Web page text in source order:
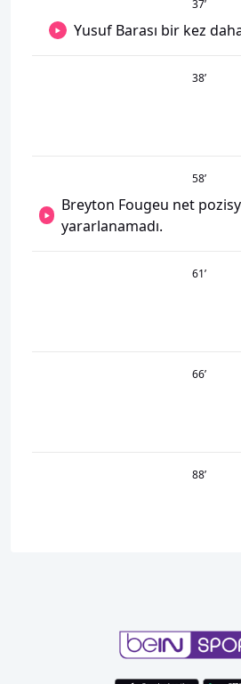
37’
Yusuf Barası bir kez
38’
58’
Breyton Fougeu net
yararlanamadı.
61’
66’
88’